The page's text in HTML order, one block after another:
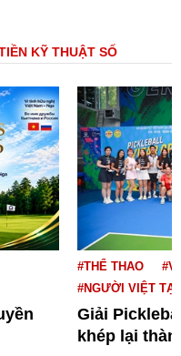
KỸ THUẬT SỐ
#THỂ THAO
#NGƯỜI VIỆT TẠI
Giải
khép lại